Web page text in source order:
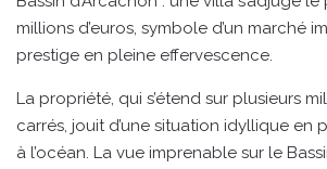
millions d’euros, symbole d’un marché
prestige en pleine effervescence.
La propriété, qui s’étend sur plusieurs
carrés, jouit d’une situation idyllique en
à l’océan. La vue imprenable sur le